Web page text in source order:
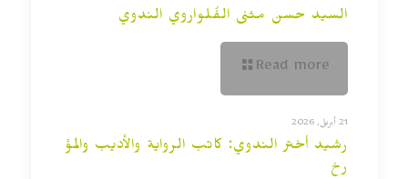
السيد حسن مثنى الفُلواروي الندوي
Read more
21 أبريل, 2026
رشيد أختر الندوي: كاتب الرواية والأديب والمؤ
رخ